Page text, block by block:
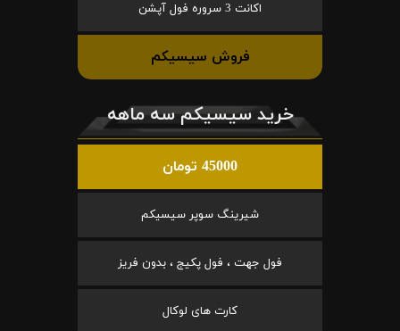
اکانت 3 سروره فول آپشن
فروش سیسیکم
خرید سیسیکم سه ماهه
45000 تومان
شیرینگ سوپر سیسیکم
فول جهت ، فول پکیج ، بدون فریز
کارت های لوکال